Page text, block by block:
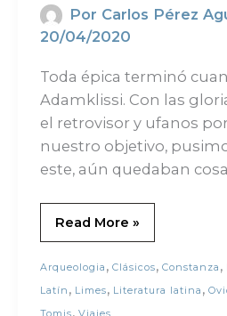
Por Carlos Pérez
20/04/2020
Toda épica terminó
Adamklissi. Con las
el retrovisor y ufanos
nuestro objetivo,
este, aún quedaban
Read More »
Arqueologia , Clásicos, Constanza ,
Latín , Limes, Literatura latina ,
Tomis, Viajes